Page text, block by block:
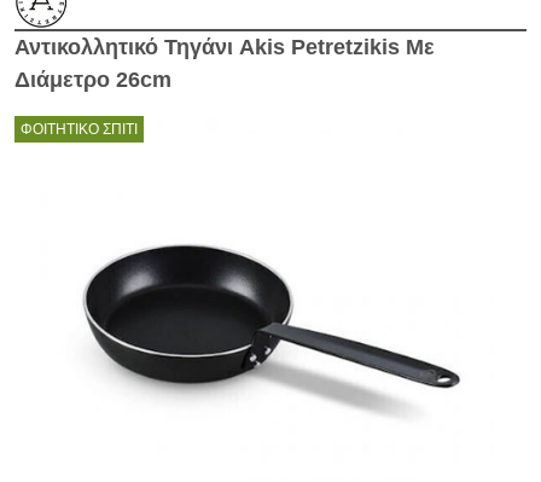
Αντικολλητικό Τηγάνι Akis Petretzikis Με
Διάμετρο 26cm
ΦΟΙΤΗΤΙΚΟ ΣΠΙΤΙ